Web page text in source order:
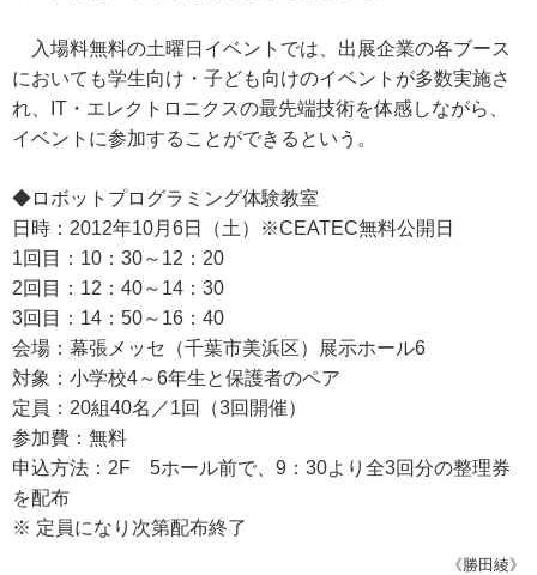
入場料無料の土曜日イベントでは、出展企業の各ブース
においても学生向け・子ども向けのイベントが多数実施さ
れ、IT・エレクトロニクスの最先端技術を体感しながら、
イベントに参加することができるという。
◆ロボットプログラミング体験教室
日時：2012年10月6日（土）※CEATEC無料公開日
1回目：10：30～12：20
2回目：12：40～14：30
3回目：14：50～16：40
会場：幕張メッセ（千葉市美浜区）展示ホール6
対象：小学校4～6年生と保護者のペア
定員：20組40名／1回（3回開催）
参加費：無料
申込方法：2F 5ホール前で、9：30より全3回分の整理券
を配布
※ 定員になり次第配布終了
《勝田綾》